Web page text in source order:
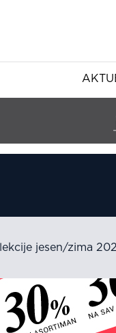
jesen/zima